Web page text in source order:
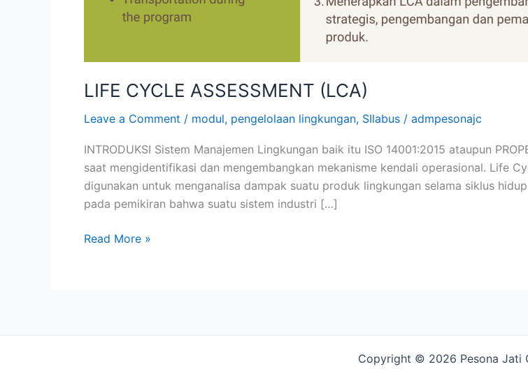
LIFE CYCLE ASSESSMENT (LCA)
Leave a Comment / modul, pengelolaan lingkungan, SIlabus / admpesonajc
INTRODUKSI Sistem Manajemen Lingkungan baik itu ISO 14001:2015 ataupun
saat mengidentifikasi dan mengembangkan mekanisme kendali operasional. Life
digunakan untuk menganalisa dampak suatu produk lingkungan selama siklus
pada pemikiran bahwa suatu sistem industri […]
Read More »
Copyright © 2026 Pesona Jati